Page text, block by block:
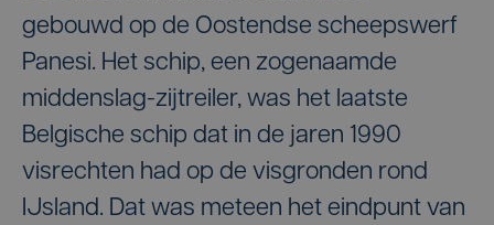
gebouwd op de Oostendse scheepswerf
Panesi. Het schip, een zogenaamde
middenslag-zijtreiler, was het laatste
Belgische schip dat in de jaren 1990
visrechten had op de visgronden rond
IJsland. Dat was meteen het eindpunt van